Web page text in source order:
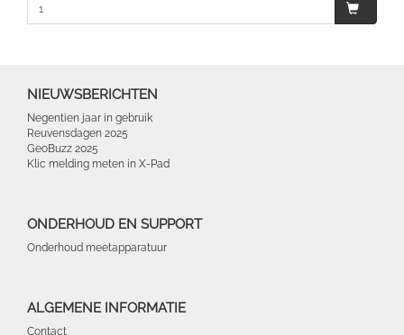
NIEUWSBERICHTEN
Negentien jaar in gebruik
Reuvensdagen 2025
GeoBuzz 2025
Klic melding meten in X-Pad
ONDERHOUD EN SUPPORT
Onderhoud meetapparatuur
ALGEMENE INFORMATIE
Contact